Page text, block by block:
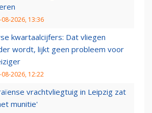
08-2026, 13:36
kwartaalcijfers: Dat vliegen
wordt, lijkt geen probleem voor
08-2026, 12:22
vrachtvliegtuig in Leipzig zat
munitie'